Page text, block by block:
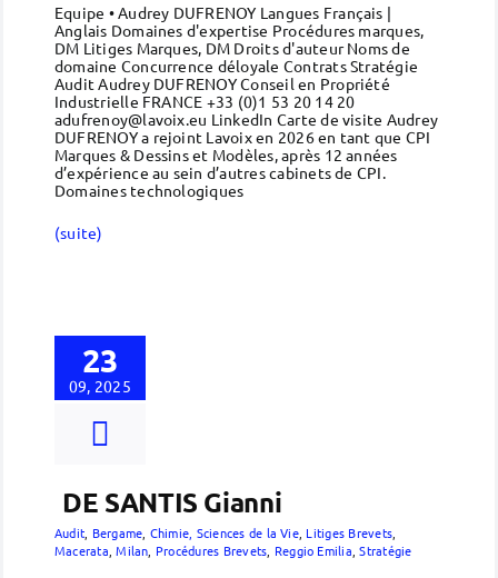
Equipe • Audrey DUFRENOY Langues Français |
Anglais Domaines d'expertise Procédures marques,
DM Litiges Marques, DM Droits d'auteur Noms de
domaine Concurrence déloyale Contrats Stratégie
Audit Audrey DUFRENOY Conseil en Propriété
Industrielle FRANCE +33 (0)1 53 20 14 20
adufrenoy@lavoix.eu LinkedIn Carte de visite Audrey
DUFRENOY a rejoint Lavoix en 2026 en tant que CPI
Marques & Dessins et Modèles, après 12 années
d’expérience au sein d’autres cabinets de CPI.
Domaines technologiques
(suite)
23
09, 2025
DE SANTIS Gianni
Audit Bergame Chimie, Sciences de la Vie, Litiges Brevets
Macerata ,Milan Procédures Brevets Reggio Emilia ,Stratégie